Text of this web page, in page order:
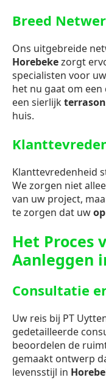
Breed
Ons uitgebreide
Horebekezorgt
specialisten voor
het nu gaat om een
een sierlijk
huis.
Klanttevredenheid
We zorgen niet
van uw project,
te zorgen dat uw
Het Proces
Aanleggen
Consultatie
Uw reis bij PT
gedetailleerde
beoordelen de
gemaakt ontwerp
levensstijl in